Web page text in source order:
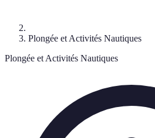
Plongée et Activités Nautiques
Plongée et Activités Nautiques